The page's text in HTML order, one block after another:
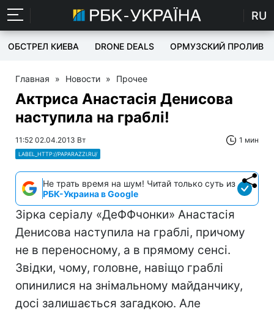
RU
ОБСТРЕЛ КИЕВА DRONE DEALS ОРМУЗСКИЙ ПРОЛИВ
Главная » Новости » Прочее
Актриса Анастасія Денисова
наступила на граблі!
11:52 02.04.2013 Вт 1 мин
LABEL_HTTP://PAPARAZZI.RU/
Не трать время на шум! Читай только суть из
РБК-Украина в Google
Зірка серіалу «ДеФФчонки» Анастасія
Денисова наступила на граблі, причому
не в переносному, а в прямому сенсі.
Звідки, чому, головне, навіщо граблі
опинилися на знімальному майданчику,
досі залишається загадкою. Але